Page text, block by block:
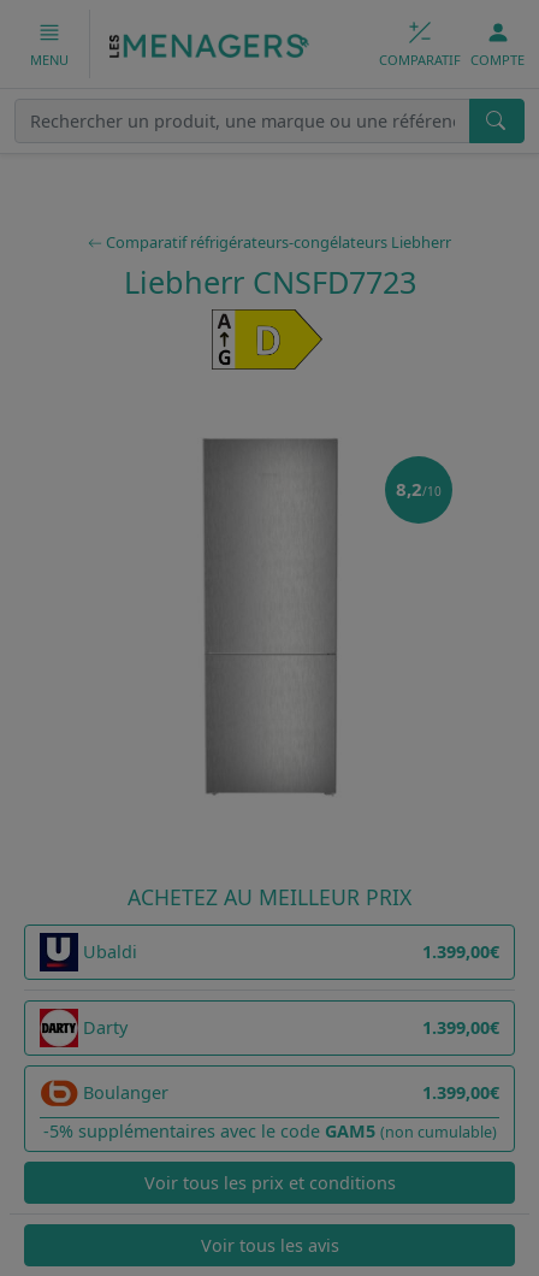
MENU COMPARATIF COMPTE
Comparatif réfrigérateurs-congélateurs Liebherr
Liebherr CNSFD7723
8,2/10
ACHETEZ AU MEILLEUR PRIX
Ubaldi 1.399,00€
Darty 1.399,00€
Boulanger
1.399,00€
-5% supplémentaires avec le code GAM5 (non cumulable)
Voir tous les prix et conditions
Voir tous les avis